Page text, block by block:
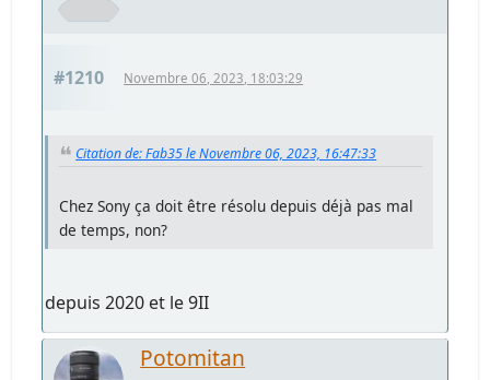
#1210 Novembre 06, 2023, 18:03:29
Citation de: Fab35 le Novembre 06, 2023, 16:47:33
Chez Sony ça doit être résolu depuis déjà pas mal
de temps, non?
depuis 2020 et le 9II
Potomitan